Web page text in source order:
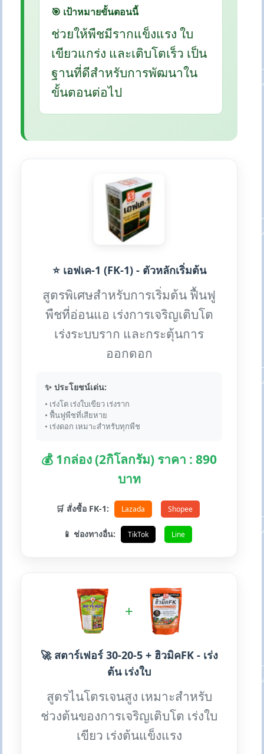
🎯 เป้าหมายขั้นตอนนี้
ช่วยให้พืชมีรากแข็งแรง ใบ
เขียวแกร่ง และเติบโตเร็ว เป็น
ฐานที่ดีสำหรับการพัฒนาใน
ขั้นตอนต่อไป
⭐ เอฟเค-1 (FK-1) - ตัวหลักเริ่มต้น
สูตรพิเศษสำหรับการเริ่มต้น ฟื้นฟู
พืชที่อ่อนแอ เร่งการเจริญเติบโต
เร่งระบบราก และกระตุ้นการ
ออกดอก
✨ ประโยชน์เด่น:
• เร่งโต เร่งใบเขียว เร่งราก
• ฟื้นฟูพืชที่เสียหาย
• เร่งดอก เหมาะสำหรับทุกพืช
💰 1กล่อง (2กิโลกรัม) ราคา : 890
บาท
🛒 สั่งซื้อ FK-1: Lazada Shopee
📱 ช่องทางอื่น: TikTok Line
+
🚀 สตาร์เฟอร์ 30-20-5 + ฮิวมิคFK - เร่ง
ต้น เร่งใบ
สูตรไนโตรเจนสูง เหมาะสำหรับ
ช่วงต้นของการเจริญเติบโต เร่งใบ
เขียว เร่งต้นแข็งแรง